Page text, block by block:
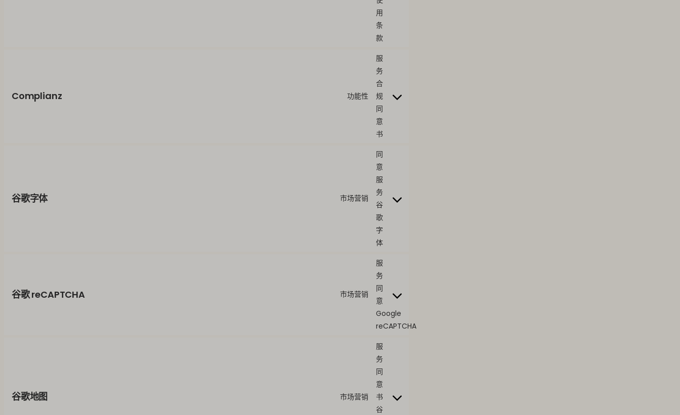
用
条
款
Complianz 功能性
服
务
合
规
同
意
书
谷歌字体 市场营销
同
意
服
务
谷
歌
字
体
谷歌 reCAPTCHA 市场营销
服
务
同
意
Google
reCAPTCHA
谷歌地图 市场营销
服
务
同
意
书
谷